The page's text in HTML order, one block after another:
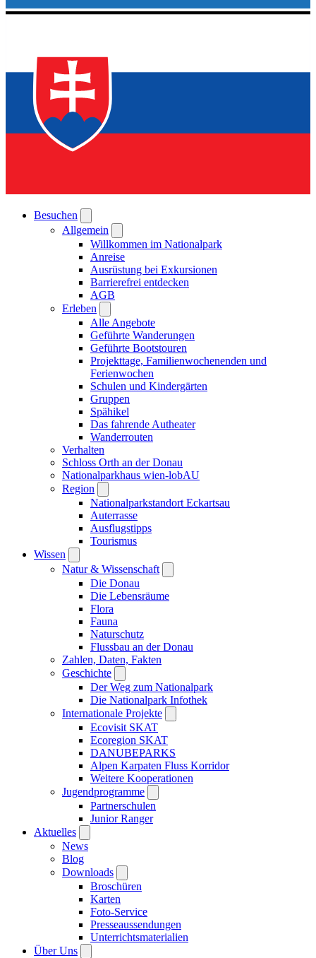
Besuchen
Allgemein
Willkommen im Nationalpark
Anreise
Ausrüstung bei Exkursionen
Barrierefrei entdecken
AGB
Erleben
Alle Angebote
Geführte Wanderungen
Geführte Bootstouren
Projekttage, Familienwochenenden und
Ferienwochen
Schulen und Kindergärten
Gruppen
Spähikel
Das fahrende Autheater
Wanderrouten
Verhalten
Schloss Orth an der Donau
Nationalparkhaus wien-lobAU
Region
Nationalparkstandort Eckartsau
Auterrasse
Ausflugstipps
Tourismus
Wissen
Natur & Wissenschaft
Die Donau
Die Lebensräume
Flora
Fauna
Naturschutz
Flussbau an der Donau
Zahlen, Daten, Fakten
Geschichte
Der Weg zum Nationalpark
Die Nationalpark Infothek
Internationale Projekte
Ecovisit SKAT
Ecoregion SKAT
DANUBEPARKS
Alpen Karpaten Fluss Korridor
Weitere Kooperationen
Jugendprogramme
Partnerschulen
Junior Ranger
Aktuelles
News
Blog
Downloads
Broschüren
Karten
Foto-Service
Presseaussendungen
Unterrichtsmaterialien
Über Uns